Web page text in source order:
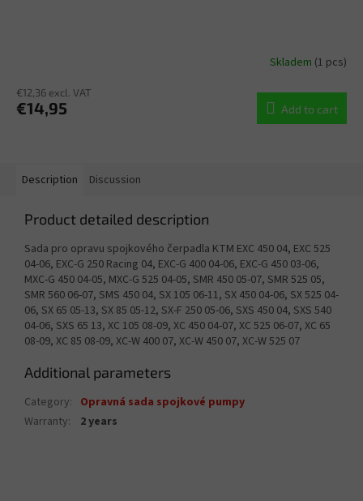
Skladem (1 pcs)
€12,36 excl. VAT
€14,95 Add to cart
Description Discussion
Product detailed description
Sada pro opravu spojkového čerpadla KTM EXC 450 04, EXC 525
04-06, EXC-G 250 Racing 04, EXC-G 400 04-06, EXC-G 450 03-06,
MXC-G 450 04-05, MXC-G 525 04-05, SMR 450 05-07, SMR 525 05,
SMR 560 06-07, SMS 450 04, SX 105 06-11, SX 450 04-06, SX 525 04-
06, SX 65 05-13, SX 85 05-12, SX-F 250 05-06, SXS 450 04, SXS 540
04-06, SXS 65 13, XC 105 08-09, XC 450 04-07, XC 525 06-07, XC 65
08-09, XC 85 08-09, XC-W 400 07, XC-W 450 07, XC-W 525 07
Additional parameters
Category: Opravná sada spojkové pumpy
Warranty: 2 years